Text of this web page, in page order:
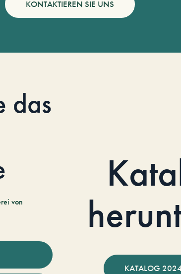
KONTAKTIEREN SIE UNS
das
von
KATALOG